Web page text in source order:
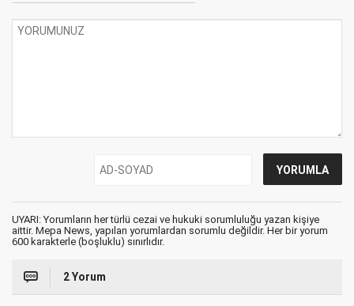
UYARI: Yorumların her türlü cezai ve hukuki sorumluluğu yazan kişiye
aittir. Mepa News, yapılan yorumlardan sorumlu değildir. Her bir yorum
600 karakterle (boşluklu) sınırlıdır.
2 Yorum